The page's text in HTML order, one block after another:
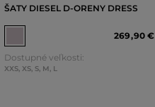
ŠATY DIESEL D-ORENY DRESS
269,90 €
Dostupné veľkosti:
XXS, XS, S, M, L